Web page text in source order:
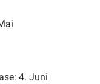
4. Juni